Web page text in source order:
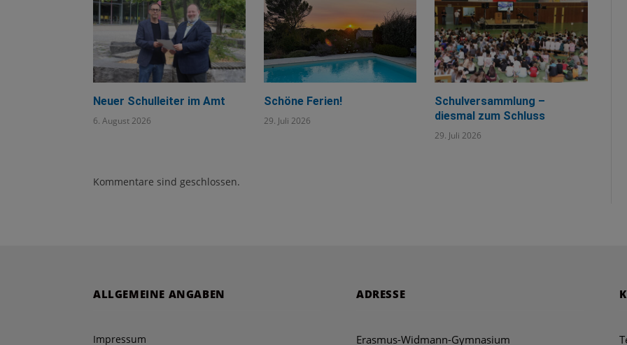
Neuer Schulleiter im Amt
6. August 2026
Schöne Ferien!
29. Juli 2026
Schulversammlung –
diesmal zum Schluss
29. Juli 2026
Kommentare sind geschlossen.
ALLGEMEINE ANGABEN
Impressum
ADRESSE
Erasmus-Widmann-Gymnasium